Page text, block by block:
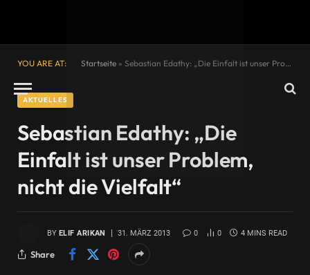
YOU ARE AT: Startseite » Sebastian Edathy: „Die Einfalt ist unser Problem, nicht die Vielfalt“
AKTUELLES
Sebastian Edathy: „Die
Einfalt ist unser Problem,
nicht die Vielfalt“
BY ELIF ARIKAN 31. MÄRZ 2013 0 0 4 MINS READ
Share